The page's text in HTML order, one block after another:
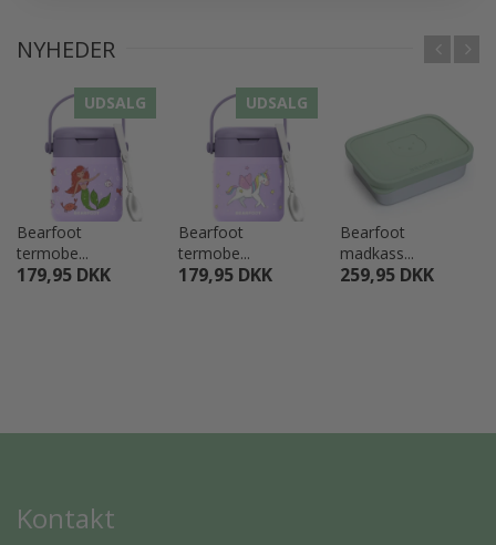
NYHEDER
UDSALG
Bearfoot
termobe...
179,95 DKK
UDSALG
Bearfoot
termobe...
179,95 DKK
Bearfoot
madkass...
259,95 DKK
Kontakt